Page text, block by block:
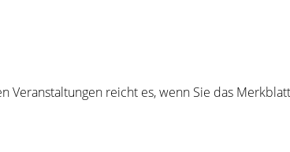
reicht es, wenn Sie das